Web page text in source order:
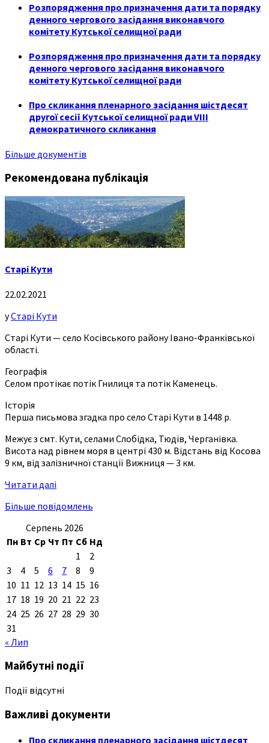
Розпорядження про призначення дати та порядку
денного чергового засідання виконавчого
комітету Кутської селищної ради
Розпорядження про призначення дати та порядку
денного чергового засідання виконавчого
комітету Кутської селищної ради
Про скликання пленарного засідання шістдесят
другої сесії Кутської селищної ради VIII
демократичного скликання
Більше документів
Рекомендована публікація
Старі Кути
22.02.2021
уСтарі Кути
Старі Кути — село Косівського району Івано-Франківської
області.
Географія
Селом протікає потік Гнилиця та потік Каменець.
Історія
Перша письмова згадка про село Старі Кути в 1448 р.
Межує з смт. Кути, селами Слобідка, Тюдів, Черганівка.
Висота над рівнем моря в центрі 430 м. Відстань від Косова
9 км, від залізничної станції Вижниця — 3 км.
Читати далі
Більше повідомлень
Серпень 2026
Пн Вт Ср Чт Пт Сб Нд
1
2
3
4 5 6 7 8
9
10 11 12 13 14 15 16
17 18 19 20 21 22 23
24 25 26 27 28 29 30
31
« Лип
Майбутні події
Події відсутні
Важливі документи
Про скликання пленарного засідання шістдесят